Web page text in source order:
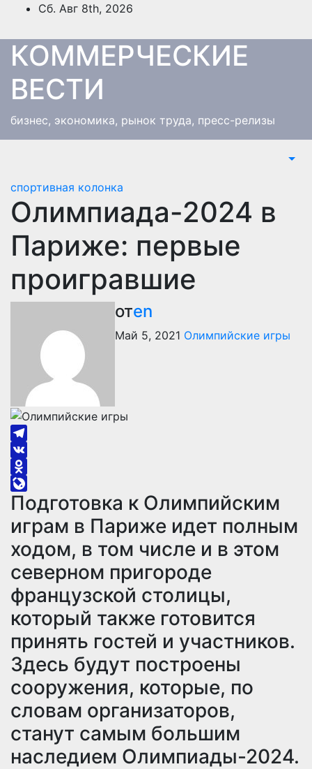
Перейти
содержимому
Сб. Авг 8th, 2026
КОММЕРЧЕСКИЕ
ВЕСТИ
бизнес, экономика, рынок труда, пресс-релизы
спортивная колонка
Олимпиада-2024 в
Париже: первые
проигравшие
отen
Май 5, 2021 Олимпийские игры
Telegram
VK
Odnoklassniki
LiveJournal
Подготовка к Олимпийским
играм в Париже идет полным
ходом, в том числе и в этом
северном пригороде
французской столицы,
который также готовится
принять гостей и участников.
Здесь будут построены
сооружения, которые, по
словам организаторов,
станут самым большим
наследием Олимпиады-2024.